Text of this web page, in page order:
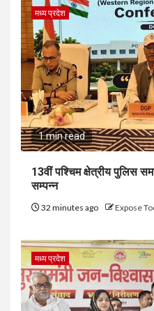
मध्य प्रदेश
1 min read
13वीं पश्चिम क्षेत्रीय पुलिस
सम्पन्न
32 minutes ago Expose
मध्य प्रदेश